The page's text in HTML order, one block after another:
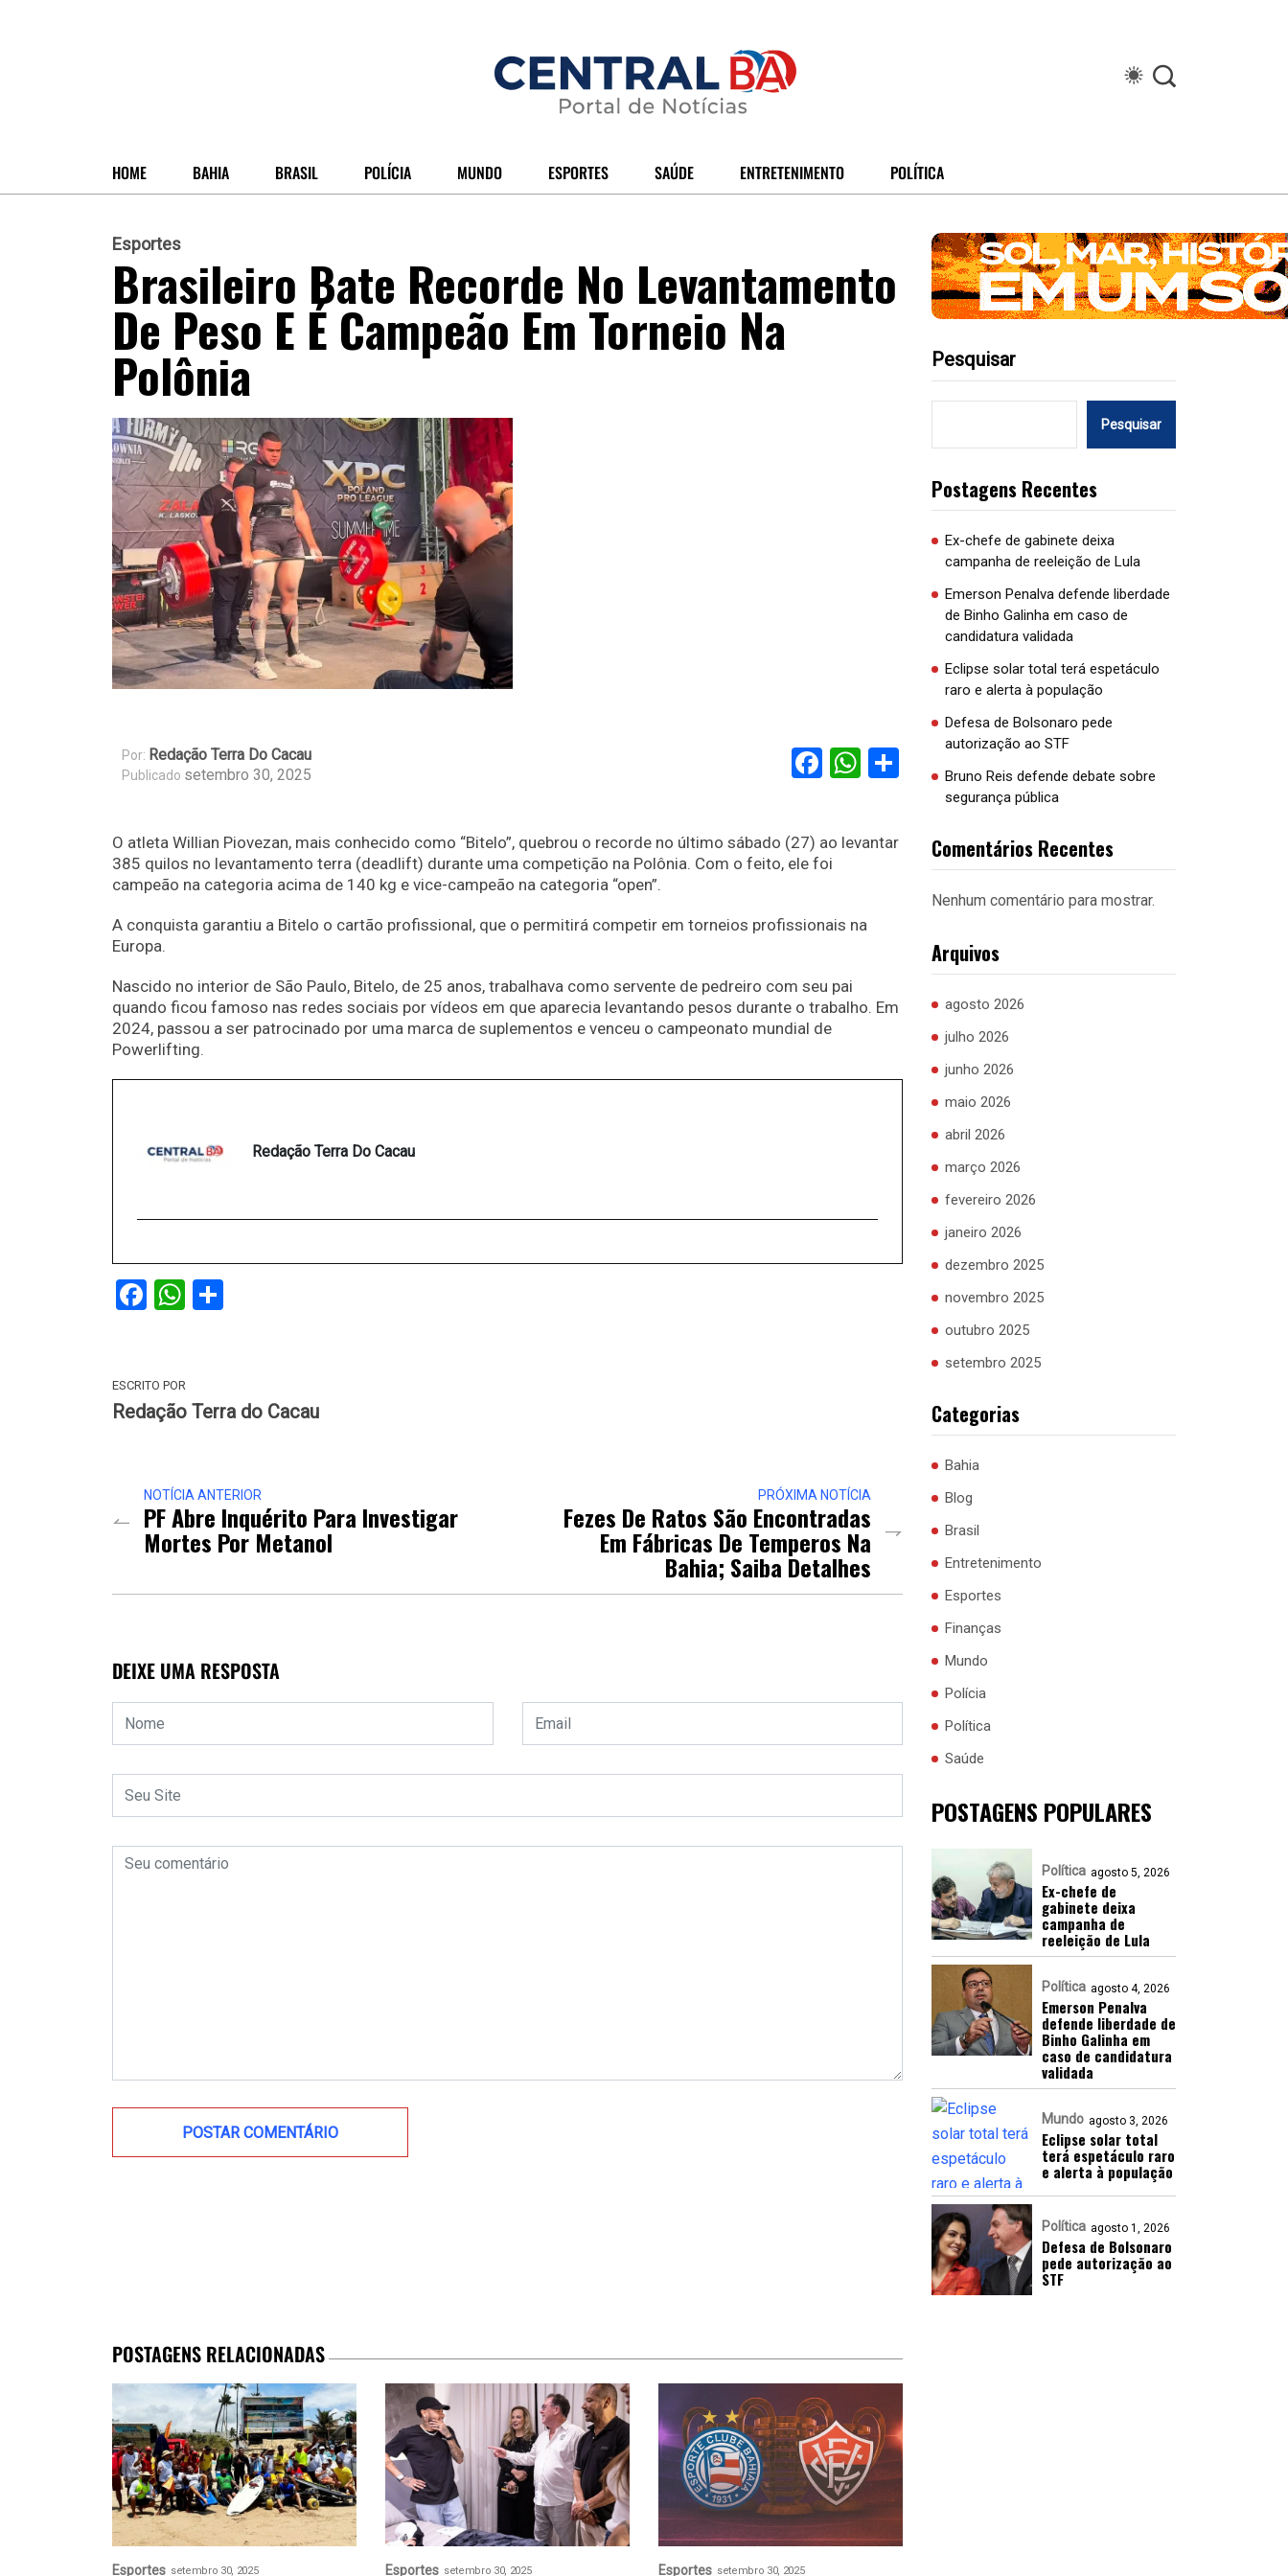
HOME BAHIA BRASIL POLÍCIA MUNDO ESPORTES SAÚDE ENTRETENIMENTO POLÍTICA
Esportes
Brasileiro Bate Recorde No Levantamento
De Peso E É Campeão Em Torneio Na
Polônia
Por: Redação Terra Do Cacau
Publicado setembro 30, 2025 Facebook
WhatsApp
Share
O atleta Willian Piovezan, mais conhecido como “Bitelo”, quebrou o recorde no último sábado (27) ao levantar
385 quilos no levantamento terra (deadlift) durante uma competição na Polônia. Com o feito, ele foi
campeão na categoria acima de 140 kg e vice-campeão na categoria “open”.
A conquista garantiu a Bitelo o cartão profissional, que o permitirá competir em torneios profissionais na
Europa.
Nascido no interior de São Paulo, Bitelo, de 25 anos, trabalhava como servente de pedreiro com seu pai
quando ficou famoso nas redes sociais por vídeos em que aparecia levantando pesos durante o trabalho. Em
2024, passou a ser patrocinado por uma marca de suplementos e venceu o campeonato mundial de
Powerlifting.
Redação Terra Do Cacau
Facebook
WhatsApp
ESCRITO POR
Redação Terra do Cacau
NOTÍCIA ANTERIOR
PF Abre Inquérito Para Investigar
Mortes Por Metanol
PRÓXIMA NOTÍCIA
Fezes De Ratos São Encontradas
Em Fábricas De Temperos Na
Bahia; Saiba Detalhes
DEIXE UMA RESPOSTA
Pesquisar
Pesquisar
Postagens Recentes
Ex-chefe de gabinete deixa
campanha de reeleição de Lula
Emerson Penalva defende liberdade
de Binho Galinha em caso de
candidatura validada
Eclipse solar total terá espetáculo
raro e alerta à população
Defesa de Bolsonaro pede
autorização ao STF
Bruno Reis defende debate sobre
segurança pública
Comentários Recentes
Nenhum comentário para mostrar.
Arquivos
agosto 2026
julho 2026
junho 2026
maio 2026
abril 2026
março 2026
fevereiro 2026
janeiro 2026
dezembro 2025
novembro 2025
outubro 2025
setembro 2025
Categorias
Bahia
Blog
Brasil
Entretenimento
Esportes
Finanças
Mundo
Polícia
Política
Saúde
POSTAGENS POPULARES
Política agosto 5, 2026
Ex-chefe de
gabinete deixa
campanha de
reeleição de Lula
Política agosto 4, 2026
Emerson Penalva
defende liberdade de
Binho Galinha em
caso de candidatura
validada
Mundo agosto 3, 2026
Eclipse solar total
terá espetáculo raro
e alerta à população
Política agosto 1, 2026
Defesa de Bolsonaro
pede autorização ao
STF
POSTAGENS RELACIONADAS
Esportes setembro 30, 2025 Esportes setembro 30, 2025 Esportes setembro 30, 2025